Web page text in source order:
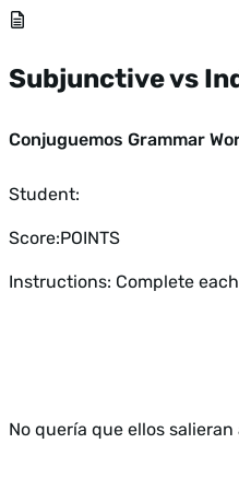
Subjunctive vs
Conjuguemos Grammar
Student:
Score:POINTS
Instructions: Complete
No quería que ellos